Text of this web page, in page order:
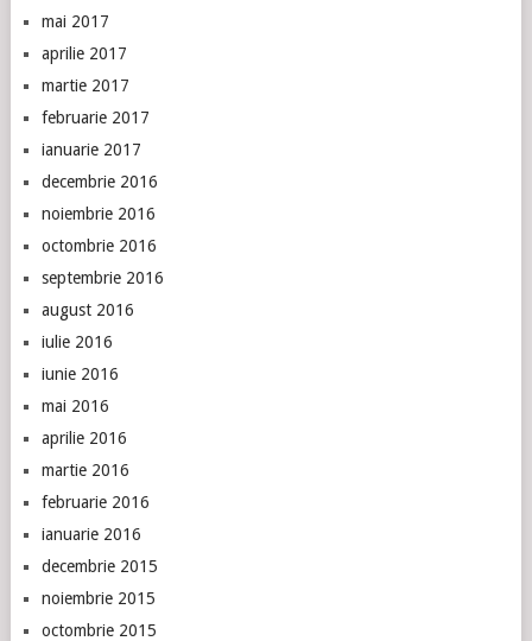
mai 2017
aprilie 2017
martie 2017
februarie 2017
ianuarie 2017
decembrie 2016
noiembrie 2016
octombrie 2016
septembrie 2016
august 2016
iulie 2016
iunie 2016
mai 2016
aprilie 2016
martie 2016
februarie 2016
ianuarie 2016
decembrie 2015
noiembrie 2015
octombrie 2015